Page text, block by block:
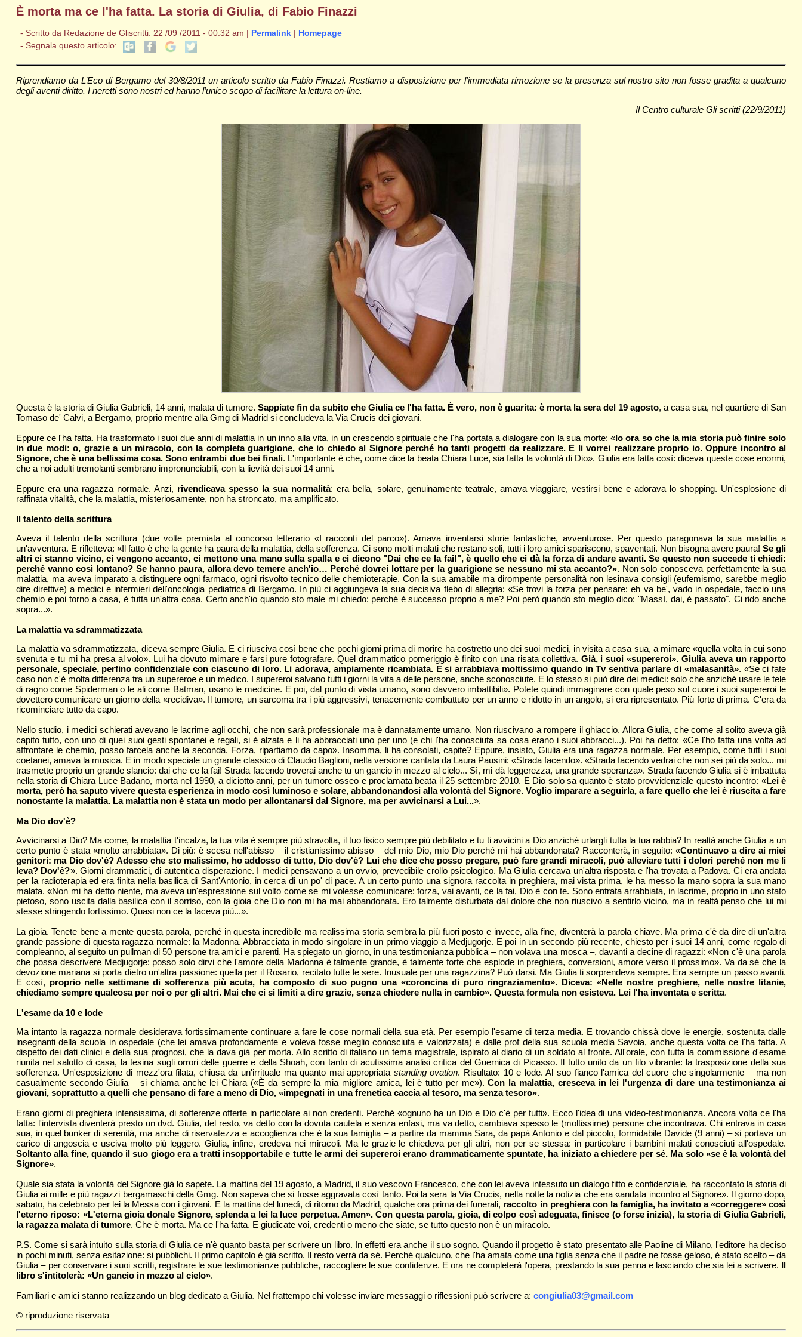
È morta ma ce l'ha fatta. La storia di Giulia, di Fabio Finazzi
- Scritto da Redazione de Gliscritti: 22 /09 /2011 - 00:32 am | Permalink| Homepage
- Segnala questo articolo:
Riprendiamo da L’Eco di Bergamo del 30/8/2011 un articolo scritto da Fabio Finazzi. Restiamo a disposizione per l’immediata rimozione se la presenza sul nostro sito non fosse gradita a qualcuno
degli aventi diritto. I neretti sono nostri ed hanno l’unico scopo di facilitare la lettura on-line.
Il Centro culturale Gli scritti (22/9/2011)
Questa è la storia di Giulia Gabrieli, 14 anni, malata di tumore. Sappiate fin da subito che Giulia ce l'ha fatta. È vero, non è guarita: è morta la sera del 19 agosto, a casa sua, nel quartiere di San
Tomaso de' Calvi, a Bergamo, proprio mentre alla Gmg di Madrid si concludeva la Via Crucis dei giovani.
Eppure ce l'ha fatta. Ha trasformato i suoi due anni di malattia in un inno alla vita, in un crescendo spirituale che l'ha portata a dialogare con la sua morte: «Io ora so che la mia storia può finire solo
in due modi: o, grazie a un miracolo, con la completa guarigione, che io chiedo al Signore perché ho tanti progetti da realizzare. E li vorrei realizzare proprio io. Oppure incontro al
Signore, che è una bellissima cosa. Sono entrambi due bei finali. L'importante è che, come dice la beata Chiara Luce, sia fatta la volontà di Dio». Giulia era fatta così: diceva queste cose enormi,
che a noi adulti tremolanti sembrano impronunciabili, con la lievità dei suoi 14 anni.
Eppure era una ragazza normale. Anzi, rivendicava spesso la sua normalità: era bella, solare, genuinamente teatrale, amava viaggiare, vestirsi bene e adorava lo shopping. Un'esplosione di
raffinata vitalità, che la malattia, misteriosamente, non ha stroncato, ma amplificato.
Il talento della scrittura
Aveva il talento della scrittura (due volte premiata al concorso letterario «I racconti del parco»). Amava inventarsi storie fantastiche, avventurose. Per questo paragonava la sua malattia a
un'avventura. E rifletteva: «Il fatto è che la gente ha paura della malattia, della sofferenza. Ci sono molti malati che restano soli, tutti i loro amici spariscono, spaventati. Non bisogna avere paura!Se gli
altri ci stanno vicino, ci vengono accanto, ci mettono una mano sulla spalla e ci dicono "Dai che ce la fai!", è quello che ci dà la forza di andare avanti. Se questo non succede ti chiedi:
perché vanno così lontano? Se hanno paura, allora devo temere anch'io… Perché dovrei lottare per la guarigione se nessuno mi sta accanto?». Non solo conosceva perfettamente la sua
malattia, ma aveva imparato a distinguere ogni farmaco, ogni risvolto tecnico delle chemioterapie. Con la sua amabile ma dirompente personalità non lesinava consigli (eufemismo, sarebbe meglio
dire direttive) a medici e infermieri dell'oncologia pediatrica di Bergamo. In più ci aggiungeva la sua decisiva flebo di allegria: «Se trovi la forza per pensare: eh va be', vado in ospedale, faccio una
chemio e poi torno a casa, è tutta un'altra cosa. Certo anch'io quando sto male mi chiedo: perché è successo proprio a me? Poi però quando sto meglio dico: "Massì, dai, è passato". Ci rido anche
sopra...».
La malattia va sdrammatizzata
La malattia va sdrammatizzata, diceva sempre Giulia. E ci riusciva così bene che pochi giorni prima di morire ha costretto uno dei suoi medici, in visita a casa sua, a mimare «quella volta in cui sono
svenuta e tu mi ha presa al volo». Lui ha dovuto mimare e farsi pure fotografare. Quel drammatico pomeriggio è finito con una risata collettiva. Già, i suoi «supereroi». Giulia aveva un rapporto
personale, speciale, perfino confidenziale con ciascuno di loro. Li adorava, ampiamente ricambiata. E si arrabbiava moltissimo quando in Tv sentiva parlare di «malasanità». «Se ci fate
caso non c'è molta differenza tra un supereroe e un medico. I supereroi salvano tutti i giorni la vita a delle persone, anche sconosciute. E lo stesso si può dire dei medici: solo che anziché usare le tele
di ragno come Spiderman o le ali come Batman, usano le medicine. E poi, dal punto di vista umano, sono davvero imbattibili». Potete quindi immaginare con quale peso sul cuore i suoi supereroi le
dovettero comunicare un giorno della «recidiva». Il tumore, un sarcoma tra i più aggressivi, tenacemente combattuto per un anno e ridotto in un angolo, si era ripresentato. Più forte di prima. C'era da
ricominciare tutto da capo.
Nello studio, i medici schierati avevano le lacrime agli occhi, che non sarà professionale ma è dannatamente umano. Non riuscivano a rompere il ghiaccio. Allora Giulia, che come al solito aveva già
capito tutto, con uno di quei suoi gesti spontanei e regali, si è alzata e li ha abbracciati uno per uno (e chi l'ha conosciuta sa cosa erano i suoi abbracci...). Poi ha detto: «Ce l'ho fatta una volta ad
affrontare le chemio, posso farcela anche la seconda. Forza, ripartiamo da capo». Insomma, li ha consolati, capite? Eppure, insisto, Giulia era una ragazza normale. Per esempio, come tutti i suoi
coetanei, amava la musica. E in modo speciale un grande classico di Claudio Baglioni, nella versione cantata da Laura Pausini: «Strada facendo». «Strada facendo vedrai che non sei più da solo... mi
trasmette proprio un grande slancio: dai che ce la fai! Strada facendo troverai anche tu un gancio in mezzo al cielo... Sì, mi dà leggerezza, una grande speranza». Strada facendo Giulia si è imbattuta
nella storia di Chiara Luce Badano, morta nel 1990, a diciotto anni, per un tumore osseo e proclamata beata il 25 settembre 2010. E Dio solo sa quanto è stato provvidenziale questo incontro: «Lei è
morta, però ha saputo vivere questa esperienza in modo così luminoso e solare, abbandonandosi alla volontà del Signore. Voglio imparare a seguirla, a fare quello che lei è riuscita a fare
nonostante la malattia. La malattia non è stata un modo per allontanarsi dal Signore, ma per avvicinarsi a Lui...».
Ma Dio dov'è?
Avvicinarsi a Dio? Ma come, la malattia t'incalza, la tua vita è sempre più stravolta, il tuo fisico sempre più debilitato e tu ti avvicini a Dio anziché urlargli tutta la tua rabbia? In realtà anche Giulia a un
certo punto è stata «molto arrabbiata». Di più: è scesa nell'abisso – il cristianissimo abisso – del mio Dio, mio Dio perché mi hai abbandonata? Racconterà, in seguito: «Continuavo a dire ai miei
genitori: ma Dio dov'è? Adesso che sto malissimo, ho addosso di tutto, Dio dov'è? Lui che dice che posso pregare, può fare grandi miracoli, può alleviare tutti i dolori perché non me li
leva? Dov'è?». Giorni drammatici, di autentica disperazione. I medici pensavano a un ovvio, prevedibile crollo psicologico. Ma Giulia cercava un'altra risposta e l'ha trovata a Padova. Ci era andata
per la radioterapia ed era finita nella basilica di Sant'Antonio, in cerca di un po' di pace. A un certo punto una signora raccolta in preghiera, mai vista prima, le ha messo la mano sopra la sua mano
malata. «Non mi ha detto niente, ma aveva un'espressione sul volto come se mi volesse comunicare: forza, vai avanti, ce la fai, Dio è con te. Sono entrata arrabbiata, in lacrime, proprio in uno stato
pietoso, sono uscita dalla basilica con il sorriso, con la gioia che Dio non mi ha mai abbandonata. Ero talmente disturbata dal dolore che non riuscivo a sentirlo vicino, ma in realtà penso che lui mi
stesse stringendo fortissimo. Quasi non ce la faceva più...».
La gioia. Tenete bene a mente questa parola, perché in questa incredibile ma realissima storia sembra la più fuori posto e invece, alla fine, diventerà la parola chiave. Ma prima c'è da dire di un'altra
grande passione di questa ragazza normale: la Madonna. Abbracciata in modo singolare in un primo viaggio a Medjugorje. E poi in un secondo più recente, chiesto per i suoi 14 anni, come regalo di
compleanno, al seguito un pullman di 50 persone tra amici e parenti. Ha spiegato un giorno, in una testimonianza pubblica – non volava una mosca –, davanti a decine di ragazzi: «Non c'è una parola
che possa descrivere Medjugorje: posso solo dirvi che l'amore della Madonna è talmente grande, è talmente forte che esplode in preghiera, conversioni, amore verso il prossimo». Va da sé che la
devozione mariana si porta dietro un'altra passione: quella per il Rosario, recitato tutte le sere. Inusuale per una ragazzina? Può darsi. Ma Giulia ti sorprendeva sempre. Era sempre un passo avanti.
E così, proprio nelle settimane di sofferenza più acuta, ha composto di suo pugno una «coroncina di puro ringraziamento». Diceva: «Nelle nostre preghiere, nelle nostre litanie,
chiediamo sempre qualcosa per noi o per gli altri. Mai che ci si limiti a dire grazie, senza chiedere nulla in cambio». Questa formula non esisteva. Lei l'ha inventata e scritta.
L'esame da 10 e lode
Ma intanto la ragazza normale desiderava fortissimamente continuare a fare le cose normali della sua età. Per esempio l'esame di terza media. E trovando chissà dove le energie, sostenuta dalle
insegnanti della scuola in ospedale (che lei amava profondamente e voleva fosse meglio conosciuta e valorizzata) e dalle prof della sua scuola media Savoia, anche questa volta ce l'ha fatta. A
dispetto dei dati clinici e della sua prognosi, che la dava già per morta. Allo scritto di italiano un tema magistrale, ispirato al diario di un soldato al fronte. All'orale, con tutta la commissione d'esame
riunita nel salotto di casa, la tesina sugli orrori delle guerre e della Shoah, con tanto di acutissima analisi critica del Guernica di Picasso. Il tutto unito da un filo vibrante: la trasposizione della sua
sofferenza. Un'esposizione di mezz'ora filata, chiusa da un'irrituale ma quanto mai appropriata standing ovation. Risultato: 10 e lode. Al suo fianco l'amica del cuore che singolarmente – ma non
casualmente secondo Giulia – si chiama anche lei Chiara («È da sempre la mia migliore amica, lei è tutto per me»).Con la malattia, cresceva in lei l'urgenza di dare una testimonianza ai
giovani, soprattutto a quelli che pensano di fare a meno di Dio, «impegnati in una frenetica caccia al tesoro, ma senza tesoro».
Erano giorni di preghiera intensissima, di sofferenze offerte in particolare ai non credenti. Perché «ognuno ha un Dio e Dio c'è per tutti». Ecco l'idea di una video-testimonianza. Ancora volta ce l'ha
fatta: l'intervista diventerà presto un dvd. Giulia, del resto, va detto con la dovuta cautela e senza enfasi, ma va detto, cambiava spesso le (moltissime) persone che incontrava. Chi entrava in casa
sua, in quel bunker di serenità, ma anche di riservatezza e accoglienza che è la sua famiglia – a partire da mamma Sara, da papà Antonio e dal piccolo, formidabile Davide (9 anni) – si portava un
carico di angoscia e usciva molto più leggero. Giulia, infine, credeva nei miracoli. Ma le grazie le chiedeva per gli altri, non per se stessa: in particolare i bambini malati conosciuti all'ospedale.
Soltanto alla fine, quando il suo giogo era a tratti insopportabile e tutte le armi dei supereroi erano drammaticamente spuntate, ha iniziato a chiedere per sé. Ma solo «se è la volontà del
Signore».
Quale sia stata la volontà del Signore già lo sapete. La mattina del 19 agosto, a Madrid, il suo vescovo Francesco, che con lei aveva intessuto un dialogo fitto e confidenziale, ha raccontato la storia di
Giulia ai mille e più ragazzi bergamaschi della Gmg. Non sapeva che si fosse aggravata così tanto. Poi la sera la Via Crucis, nella notte la notizia che era «andata incontro al Signore». Il giorno dopo,
sabato, ha celebrato per lei la Messa con i giovani. E la mattina del lunedì, di ritorno da Madrid, qualche ora prima dei funerali, raccolto in preghiera con la famiglia, ha invitato a «correggere» così
l'eterno riposo: «L'eterna gioia donale Signore, splenda a lei la luce perpetua. Amen». Con questa parola, gioia, di colpo così adeguata, finisce (o forse inizia), la storia di Giulia Gabrieli,
la ragazza malata di tumore. Che è morta. Ma ce l'ha fatta. E giudicate voi, credenti o meno che siate, se tutto questo non è un miracolo.
P.S. Come si sarà intuito sulla storia di Giulia ce n'è quanto basta per scrivere un libro. In effetti era anche il suo sogno. Quando il progetto è stato presentato alle Paoline di Milano, l'editore ha deciso
in pochi minuti, senza esitazione: si pubblichi. Il primo capitolo è già scritto. Il resto verrà da sé. Perché qualcuno, che l'ha amata come una figlia senza che il padre ne fosse geloso, è stato scelto – da
Giulia – per conservare i suoi scritti, registrare le sue testimonianze pubbliche, raccogliere le sue confidenze. E ora ne completerà l'opera, prestando la sua penna e lasciando che sia lei a scrivere. Il
libro s'intitolerà: «Un gancio in mezzo al cielo».
Familiari e amici stanno realizzando un blog dedicato a Giulia. Nel frattempo chi volesse inviare messaggi o riflessioni può scrivere a: congiulia03@gmail.com
© riproduzione riservata